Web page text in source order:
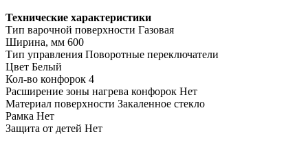
Технические характеристики
Тип варочной поверхности Газовая
Ширина, мм 600
Тип управления Поворотные переключатели
Цвет Белый
Кол-во конфорок 4
Расширение зоны нагрева конфорок Нет
Материал поверхности Закаленное стекло
Рамка Нет
Защита от детей Нет